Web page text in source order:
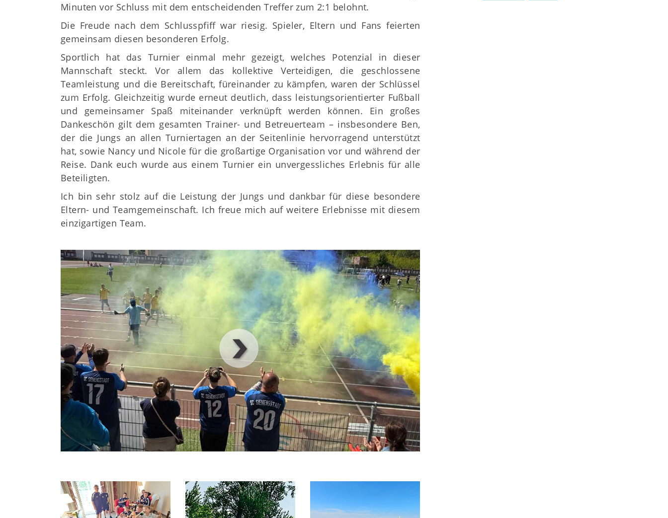
Minuten vor Schluss mit dem entscheidenden Treffer zum 2:1 belohnt.
Die Freude nach dem Schlusspfiff war riesig. Spieler, Eltern und Fans feierten
gemeinsam diesen besonderen Erfolg.
Sportlich hat das Turnier einmal mehr gezeigt, welches Potenzial in dieser
Mannschaft steckt. Vor allem das kollektive Verteidigen, die geschlossene
Teamleistung und die Bereitschaft, füreinander zu kämpfen, waren der Schlüssel
zum Erfolg. Gleichzeitig wurde erneut deutlich, dass leistungsorientierter Fußball
und gemeinsamer Spaß miteinander verknüpft werden können. Ein großes
Dankeschön gilt dem gesamten Trainer- und Betreuerteam – insbesondere Ben,
der die Jungs an allen Turniertagen an der Seitenlinie hervorragend unterstützt
hat, sowie Nancy und Nicole für die großartige Organisation vor und während der
Reise. Dank euch wurde aus einem Turnier ein unvergessliches Erlebnis für alle
Beteiligten.
Ich bin sehr stolz auf die Leistung der Jungs und dankbar für diese besondere
Eltern- und Teamgemeinschaft. Ich freue mich auf weitere Erlebnisse mit diesem
einzigartigen Team.
00:00 : 00|00:00:00